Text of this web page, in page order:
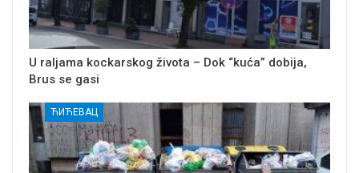
U raljama kockarskog života – Dok “kuća” dobija,
Brus se gasi
ЋИЋЕВАЦ